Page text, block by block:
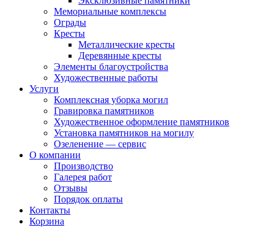
Мемориальные комплексы
Ограды
Кресты
Металлические кресты
Деревянные кресты
Элементы благоустройства
Художественные работы
Услуги
Комплексная уборка могил
Гравировка памятников
Художественное оформление памятников
Установка памятников на могилу
Озеленение — сервис
О компании
Производство
Галерея работ
Отзывы
Порядок оплаты
Контакты
Корзина